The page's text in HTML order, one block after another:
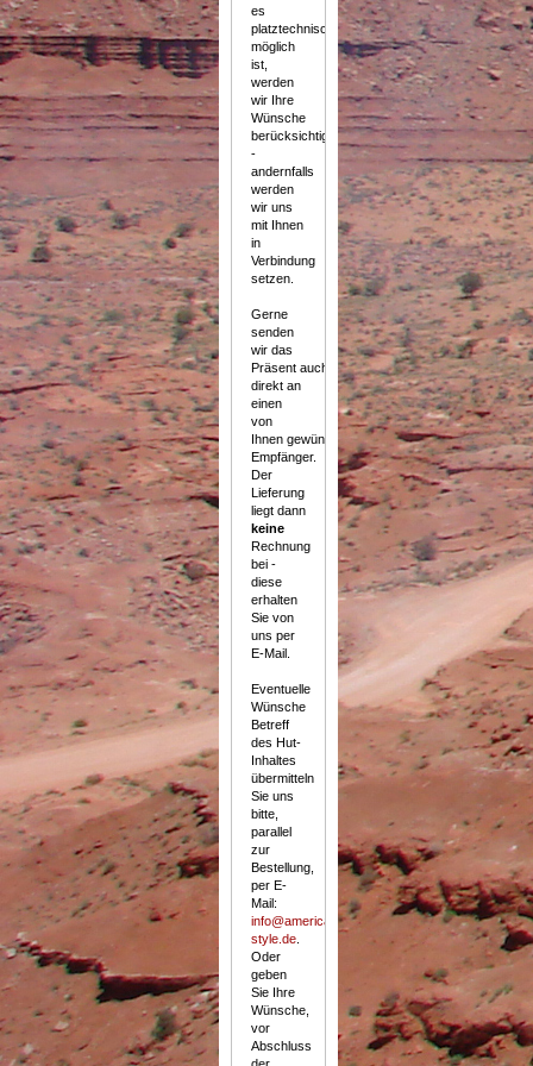
es
platztechnisch
möglich
ist,
werden
wir Ihre
Wünsche
berücksichtigen
-
andernfalls
werden
wir uns
mit Ihnen
in
Verbindung
setzen.
Gerne
senden
wir das
Präsent auch
direkt an
einen
von
Ihnen gewünschten
Empfänger.
Der
Lieferung
liegt dann
keine
Rechnung
bei -
diese
erhalten
Sie von
uns per
E-Mail.
Eventuelle
Wünsche
Betreff
des Hut-
Inhaltes
übermitteln
Sie uns
bitte,
parallel
zur
Bestellung,
per E-
Mail:
info@american-
style.de.
Oder
geben
Sie Ihre
Wünsche,
vor
Abschluss
der